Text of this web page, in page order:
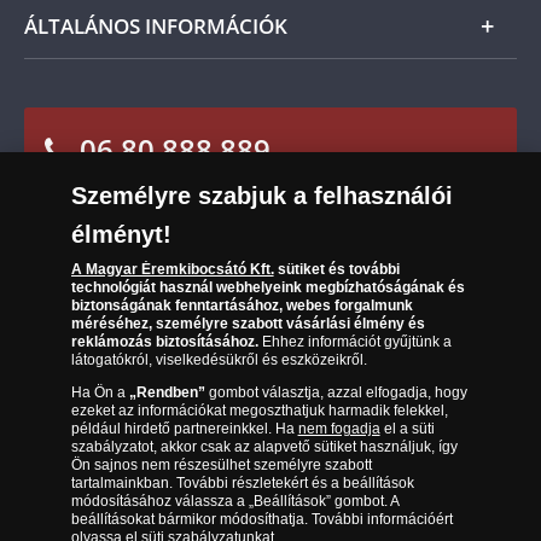
Ügyfélszolgálat
Leiratkozás a hírlevélről
ÁLTALÁNOS INFORMÁCIÓK
Sütik (cookies) használata
Süti (cookies)Beállítások
Társaságunkról
Az érmék és érmek ára és értéke
Gyakran ismételt kérdések
Adatkezelés
06 80 888 889
(díjmentesen hívható hétfőtől csütörtökig 9.00 és 17.00
óra között, péntekenként 9.00 és 15.00 óra között)
Személyre szabjuk a felhasználói
élményt!
A Magyar Éremkibocsátó Kft.sütiket és további
technológiát használ webhelyeink megbízhatóságának és
biztonságának fenntartásához, webes forgalmunk
méréséhez, személyre szabott vásárlási élmény és
reklámozás biztosításához.Ehhez információt gyűjtünk a
látogatókról, viselkedésükről és eszközeikről.
Ha Ön a „Rendben”gombot választja, azzal elfogadja, hogy
ezeket az információkat megoszthatjuk harmadik felekkel,
például hirdető partnereinkkel. Ha nem fogadjael a süti
szabályzatot, akkor csak az alapvető sütiket használjuk, így
Ön sajnos nem részesülhet személyre szabott
tartalmainkban. További részletekért és a beállítások
módosításához válassza a „Beállítások” gombot. A
beállításokat bármikor módosíthatja. További információért
olvassa el süti szabályzatunkat.